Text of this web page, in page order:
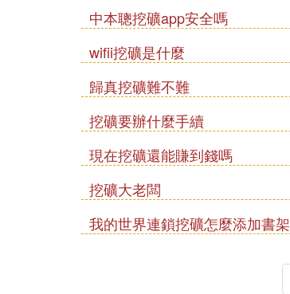
中本聰挖礦app安全嗎
wifii挖礦是什麼
歸真挖礦難不難
挖礦要辦什麼手續
現在挖礦還能賺到錢嗎
挖礦大老闆
我的世界連鎖挖礦怎麼添加書架